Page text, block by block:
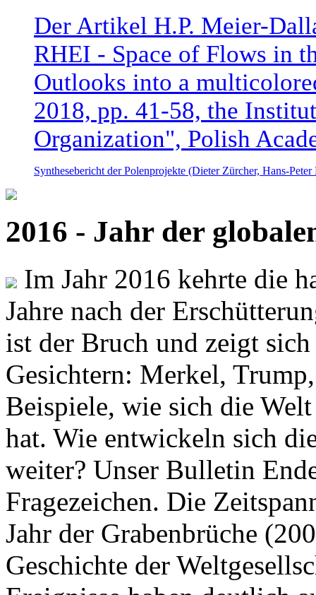
Der Artikel H.P. Meier-
RHEI - Space of Flows in
Outlooks into a
2018, pp. 41-58, the
Organization", Polish
Synthesebericht der Polenprojekte (Dieter Zürcher, Hans-
2016 - Jahr der
Im Jahr 2016 kehrte die
Jahre nach der
ist der Bruch und zeigt
Gesichtern: Merkel,
Beispiele, wie sich die
hat. Wie entwickeln sich
weiter? Unser Bulletin
Fragezeichen. Die
Jahr der Grabenbrüche
Geschichte der